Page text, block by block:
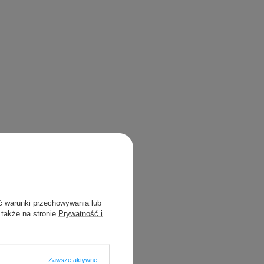
warunki przechowywania lub
na stronie Prywatność i
Zawsze aktywne